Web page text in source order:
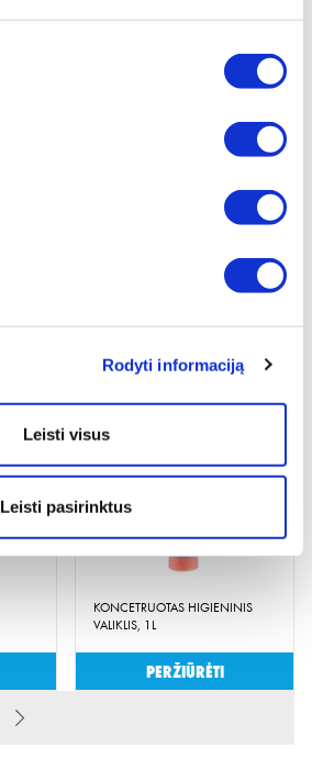
Rodyti informaciją
Leisti visus
Leisti pasirinktus
500ML
KONCETRUOTAS HIGIENINIS
VALIKLIS, 1L
Peržiūrėti